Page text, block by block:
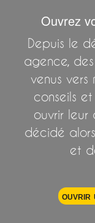
Ouvrez
Depuis le
agence, des
venus vers
conseils
ouvrir leur
décidé
et
ouvrir